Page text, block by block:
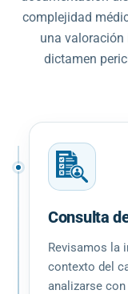
complejidad
una
dictamen
Consulta
Revisamos la
contexto del
analizarse